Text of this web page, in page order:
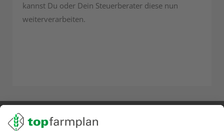
kannst Du oder Dein Steuerberater diese nun
weiterverarbeiten.